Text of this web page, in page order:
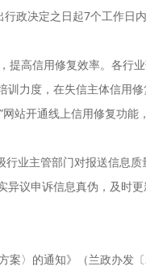
政决定之日起7个工作日
提高信用修复效率。各行
力度，在失信主体信用修
站开通线上信用修复功
行业主管部门对报送信息
议申诉信息真伪，及时
案〉的通知》（兰政办发